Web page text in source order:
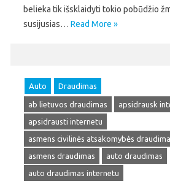
belieka tik išsklaidyti tokio pobūdžio
susijusias… Read More »
Auto Draudimas
ab lietuvos draudimas
apsidrausk
apsidrausti internetu
asmens civilinės atsakomybės
asmens draudimas
auto draudimas
auto draudimas internetu